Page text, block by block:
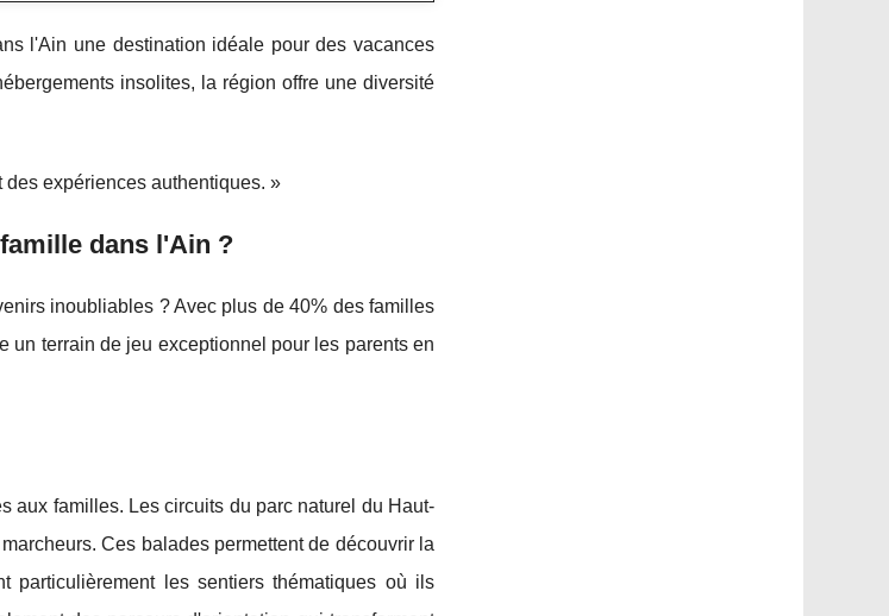
l'Ain une destination idéale pour des vacances
insolites, la région offre une diversité
expériences authentiques. »
dans l'Ain ?
inoubliables ? Avec plus de 40% des familles
un terrain de jeu exceptionnel pour les parents en
aux familles. Les circuits du parc naturel du Haut-
Ces balades permettent de découvrir la
particulièrement les sentiers thématiques où ils